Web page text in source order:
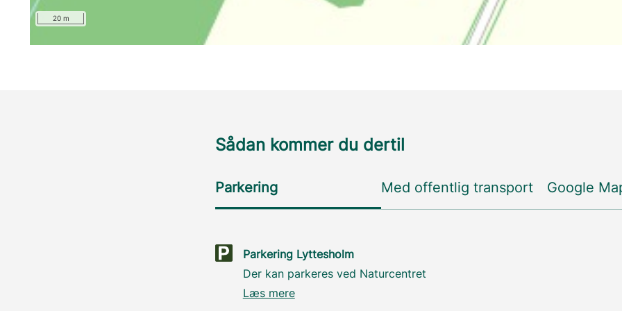
20 m
Sådan kommer du dertil
Parkering Med offentlig transport Google
Parkering Lyttesholm
Der kan parkeres ved Naturcentret
Læs mere